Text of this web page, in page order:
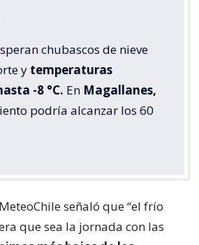
chubascos de nieve
y temperaturas
-8 °C. En Magallanes,
podría alcanzar los 60
señaló que “el frío
que sea la jornada con las